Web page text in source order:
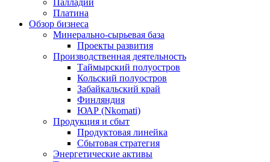
Палладий
Платина
Обзор бизнеса
Минерально-сырьевая база
Проекты развития
Производственная деятельность
Таймырский полуостров
Кольский полуостров
Забайкальский край
Финляндия
ЮАР (Nkomati)
Продукция и сбыт
Продуктовая линейка
Сбытовая стратегия
Энергетические активы